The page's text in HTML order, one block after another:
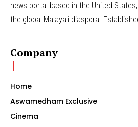
news portal based in the United
the global Malayali diaspora.
Company
Home
Aswamedham Exclusive
Cinema